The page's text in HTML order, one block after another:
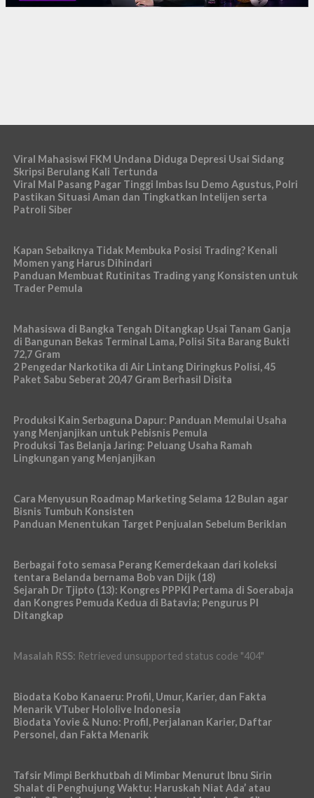
Viral Mahasiswi FKM Undana Diduga Depresi Usai Sidang
Skripsi Berulang Kali Tertunda
Viral Mal Pasang Pagar Tinggi Imbas Isu Demo Agustus, Polri
Pastikan Situasi Aman dan Tingkatkan Intelijen serta
Patroli Siber
Kapan Sebaiknya Tidak Membuka Posisi Trading? Kenali
Momen yang Harus Dihindari
Panduan Membuat Rutinitas Trading yang Konsisten untuk
Trader Pemula
Mahasiswa di Bangka Tengah Ditangkap Usai Tanam Ganja
di Bangunan Bekas Terminal Lama, Polisi Sita Barang Bukti
72,7 Gram
2 Pengedar Narkotika di Air Lintang Diringkus Polisi, 45
Paket Sabu Seberat 20,47 Gram Berhasil Disita
Produksi Kain Serbaguna Dapur: Panduan Memulai Usaha
yang Menjanjikan untuk Pebisnis Pemula
Produksi Tas Belanja Jaring: Peluang Usaha Ramah
Lingkungan yang Menjanjikan
Cara Menyusun Roadmap Marketing Selama 12 Bulan agar
Bisnis Tumbuh Konsisten
Panduan Menentukan Target Penjualan Sebelum Beriklan
Berbagai foto semasa Perang Kemerdekaan dari koleksi
tentara Belanda bernama Bob van Dijk (18)
Sejarah Dr Tjipto (13): Kongres PPPKI Pertama di Soerabaja
dan Kongres Pemuda Kedua di Batavia; Pengurus PI
Ditangkap
Masalah RSS: Retrieved unsupported status code "404"
Biodata Kobo Kanaeru: Profil, Umur, Karier, dan Fakta
Menarik VTuber Hololive Indonesia
Biodata Yovie & Nuno: Profil, Perjalanan Karier, Daftar
Personel, dan Fakta Menarik
Tafsir Mimpi Berkhutbah di Mimbar Menurut Ibnu Sirin
Shalat di Penghujung Waktu: Haruskah Niat Ada’ atau